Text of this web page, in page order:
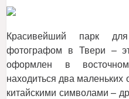
Красивейший парк
фотографом в Твери –
оформлен в
находиться два маленьких
китайскими символами –